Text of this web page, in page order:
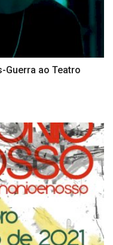
Guerra ao Teatro